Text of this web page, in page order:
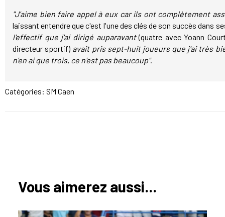
"J'aime bien faire appel à eux car ils ont complètement
laissant entendre que c'est l'une des clés de son succès dans
l'effectif que j'ai dirigé auparavant(quatre avec Yoann
directeur sportif) avait pris sept-huit joueurs que j'ai très
n'en ai que trois, ce n'est pas beaucoup".
Catégories: SM Caen
Vous aimerez aussi...